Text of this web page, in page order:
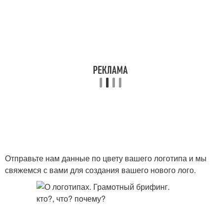
Отправьте нам данные по цвету вашего логотипа и мы
свяжемся с вами для создания вашего нового лого.